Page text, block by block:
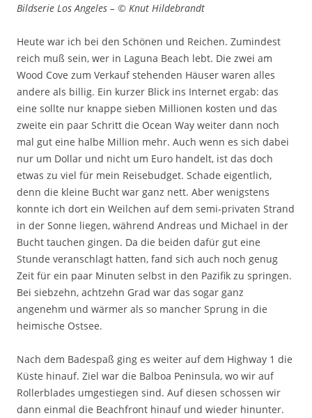
Bildserie Los Angeles – © Knut Hildebrandt
Heute war ich bei den Schönen und Reichen. Zumindest
reich muß sein, wer in Laguna Beach lebt. Die zwei am
Wood Cove zum Verkauf stehenden Häuser waren alles
andere als billig. Ein kurzer Blick ins Internet ergab: das
eine sollte nur knappe sieben Millionen kosten und das
zweite ein paar Schritt die Ocean Way weiter dann noch
mal gut eine halbe Million mehr. Auch wenn es sich dabei
nur um Dollar und nicht um Euro handelt, ist das doch
etwas zu viel für mein Reisebudget. Schade eigentlich,
denn die kleine Bucht war ganz nett. Aber wenigstens
konnte ich dort ein Weilchen auf dem semi-privaten Strand
in der Sonne liegen, während Andreas und Michael in der
Bucht tauchen gingen. Da die beiden dafür gut eine
Stunde veranschlagt hatten, fand sich auch noch genug
Zeit für ein paar Minuten selbst in den Pazifik zu springen.
Bei siebzehn, achtzehn Grad war das sogar ganz
angenehm und wärmer als so mancher Sprung in die
heimische Ostsee.
Nach dem Badespaß ging es weiter auf dem Highway 1 die
Küste hinauf. Ziel war die Balboa Peninsula, wo wir auf
Rollerblades umgestiegen sind. Auf diesen schossen wir
dann einmal die Beachfront hinauf und wieder hinunter.